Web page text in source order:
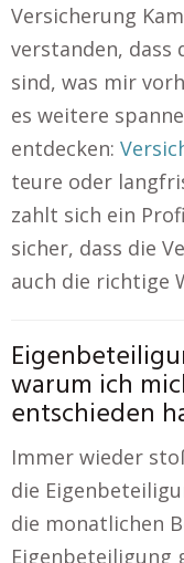
Versicherung
verstanden, dass
sind, was mir
es weitere
entdecken:
teure oder
zahlt sich ein
sicher, dass die
auch die richtige
warum ich
entschieden
Immer wieder
die
die monatlichen
Eigenbeteiligung